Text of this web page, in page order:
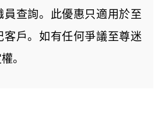
查詢。此優惠只適用於至
戶。如有任何爭議至尊迷
。